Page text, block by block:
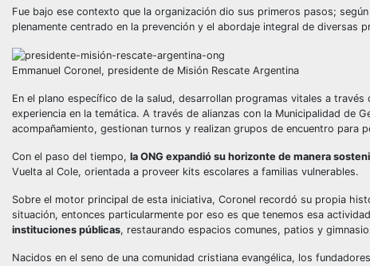
Fue bajo ese contexto que la organización dio sus primeros pasos;
plenamente centrado en la prevención y el abordaje integral de diversas
Emmanuel Coronel, presidente de Misión Rescate Argentina
En el plano específico de la salud, desarrollan programas vitales a
experiencia en la temática. A través de alianzas con la Municipalidad de
acompañamiento, gestionan turnos y realizan grupos de encuentro para
Con el paso del tiempo, la ONG expandió su horizonte de manera
Vuelta al Cole, orientada a proveer kits escolares a familias vulnerables.
Sobre el motor principal de esta iniciativa, Coronel recordó su propia
situación, entonces particularmente por eso es que tenemos esa
instituciones públicas, restaurando espacios comunes, patios y
Nacidos en el seno de una comunidad cristiana evangélica, los